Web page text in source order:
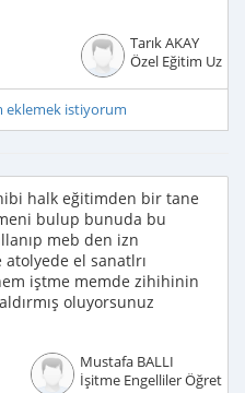
Tarık AKAY
Özel Eğitim
eklemek istiyorum
halk eğitimden bir tane
bulup bunuda bu
meb den izn
el sanatlrı
iştme memde zihihinin
oluyorsunuz
Mustafa BALLI
İşitme Engelliler